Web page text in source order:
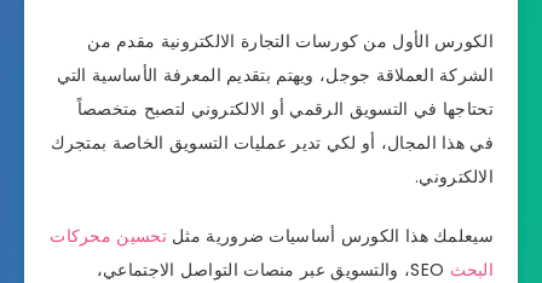
الكورس الأول من كورسات التجارة الالكترونية مقدم من
الشركة العملاقة جوجل، ويهتم بتقديم المعرفة الأساسية التي
تحتاجها في التسويق الرقمي أو الالكتروني لتصبح متخصصاً
في هذا المجال، أو لكي تدير عمليات التسويق الخاصة بمتجرك
الالكتروني.
سيعلمك هذا الكورس أساسيات ضرورية مثلتحسين محركات
البحث
SEO، والتسويق عبر منصات التواصل الاجتماعي،